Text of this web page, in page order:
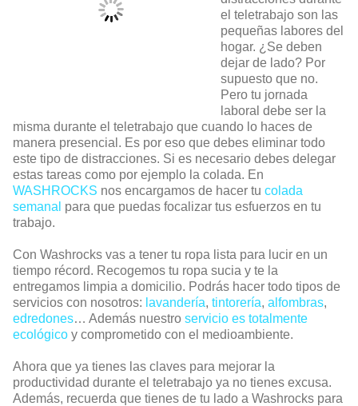
el teletrabajo son las
pequeñas labores del
hogar. ¿Se deben
dejar de lado? Por
supuesto que no.
Pero tu jornada
laboral debe ser la
misma durante el teletrabajo que cuando lo haces de
manera presencial. Es por eso que debes eliminar todo
este tipo de distracciones. Si es necesario debes delegar
estas tareas como por ejemplo la colada. En
WASHROCKS nos encargamos de hacer tu colada
semanal para que puedas focalizar tus esfuerzos en tu
trabajo.
Con Washrocks vas a tener tu ropa lista para lucir en un
tiempo récord. Recogemos tu ropa sucia y te la
entregamos limpia a domicilio. Podrás hacer todo tipos de
servicios con nosotros: lavandería, tintorería, alfombras,
edredones… Además nuestro servicio es totalmente
ecológico y comprometido con el medioambiente.
Ahora que ya tienes las claves para mejorar la
productividad durante el teletrabajo ya no tienes excusa.
Además, recuerda que tienes de tu lado a Washrocks para